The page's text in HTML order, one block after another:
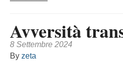
Avversità
8 Settembre 2024
By zeta